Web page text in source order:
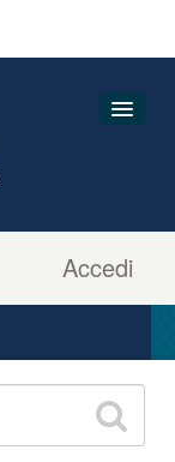
Accedi